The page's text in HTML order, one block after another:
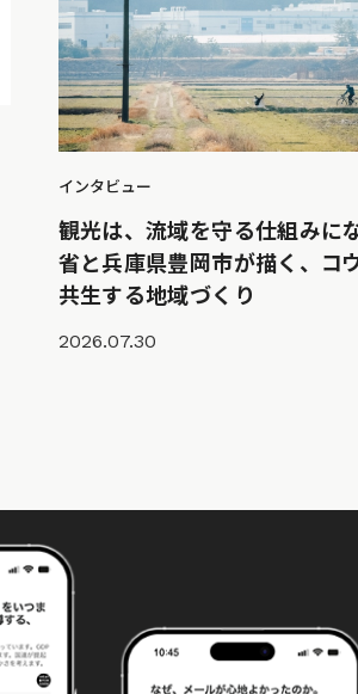
インタビュー
観光は、流域を守る仕組みに
省と兵庫県豊岡市が描く、コ
共生する地域づくり
2026.07.30